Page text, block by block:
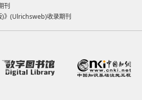
刊
)》(Ulrichsweb)收录期刊